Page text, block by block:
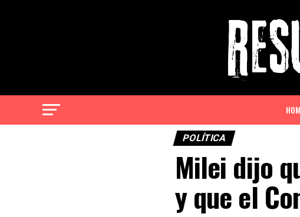
POLÍTICA
Milei dijo
y que el